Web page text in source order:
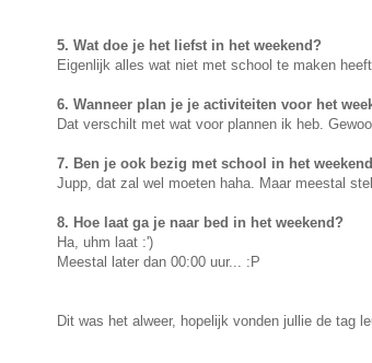
5. Wat doe je het liefst in het weekend?
Eigenlijk alles wat niet met school te maken
6. Wanneer plan je je activiteiten voor het
Dat verschilt met wat voor plannen ik heb.
7. Ben je ook bezig met school in het
Jupp, dat zal wel moeten haha. Maar meestal
8. Hoe laat ga je naar bed in het weekend?
Ha, uhm laat :')
Meestal later dan 00:00 uur... :P
Dit was het alweer, hopelijk vonden jullie de tag